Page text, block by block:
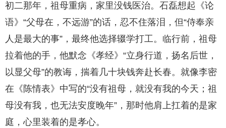
初二那年，祖母重病，家里没钱医治。石磊想起《论
语》“父母在，不远游”的话，忍不住落泪，但“侍奉亲
人是最大的事”，最终他选择辍学打工。临行前，祖母
拉着他的手，他默念《孝经》“立身行道，扬名后世，
以显父母”的教诲，揣着几十块钱奔赴长春。就像李密
在《陈情表》中写的“没有祖母，就没有我的今天；祖
母没有我，也无法安度晚年”，那时他肩上扛着的是家
庭，心里装着的是孝心。